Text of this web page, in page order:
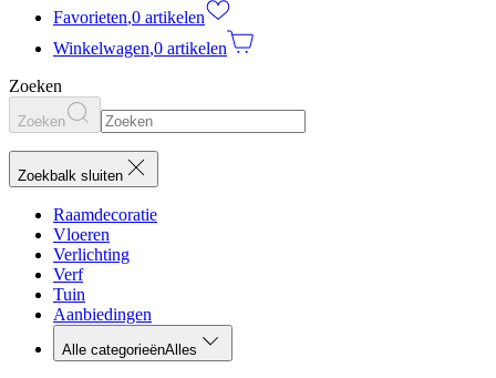
Favorieten,0 artikelen
Winkelwagen,0 artikelen
Zoeken
Zoeken
Zoekbalk sluiten
Raamdecoratie
Vloeren
Verlichting
Verf
Tuin
Aanbiedingen
Alle categorieënAlles